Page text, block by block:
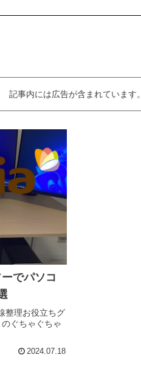
記事内には広告が含まれています。
でパソコ
整理お役立ちグ
ぐちゃぐちゃ
2024.07.18